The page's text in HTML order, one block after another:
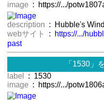
image : https://.../
description : Hubble's
webサイト
:
https://.../
past
「1530」
label
: 1530
image : https://.../